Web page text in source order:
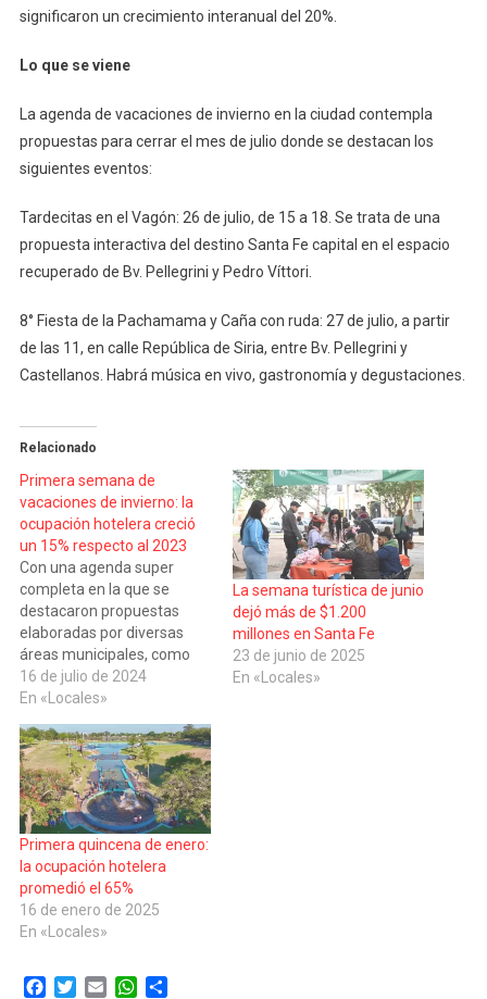
significaron un crecimiento interanual del 20%.
Lo que se viene
La agenda de vacaciones de invierno en la ciudad contempla
propuestas para cerrar el mes de julio donde se destacan los
siguientes eventos:
Tardecitas en el Vagón: 26 de julio, de 15 a 18. Se trata de una
propuesta interactiva del destino Santa Fe capital en el espacio
recuperado de Bv. Pellegrini y Pedro Víttori.
8° Fiesta de la Pachamama y Caña con ruda: 27 de julio, a partir
de las 11, en calle República de Siria, entre Bv. Pellegrini y
Castellanos. Habrá música en vivo, gastronomía y degustaciones.
Relacionado
Primera semana de
vacaciones de invierno: la
ocupación hotelera creció
un 15% respecto al 2023
Con una agenda super
completa en la que se
destacaron propuestas
elaboradas por diversas
áreas municipales, como
Turismo, Deportes y
Cultura, la ciudad de Santa
Fe culminó su primera
semana de vacaciones de
invierno con una gran
cantidad de turistas y
excursionistas que eligieron
la región para disfrutar de
unos…
16 de julio de 2024
En «Locales»
La semana turística de junio
dejó más de $1.200
millones en Santa Fe
23 de junio de 2025
En «Locales»
Primera quincena de enero:
la ocupación hotelera
promedió el 65%
16 de enero de 2025
En «Locales»
Facebook
TwitterEmail WhatsApp